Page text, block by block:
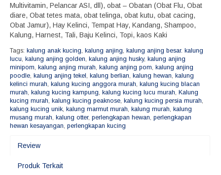
Multivitamin, Pelancar ASI, dll), obat – Obatan (Obat Flu, Obat
diare, Obat tetes mata, obat telinga, obat kutu, obat cacing,
Obat Jamur), Hay Kelinci, Tempat Hay, Kandang, Shampoo,
Kalung, Harnest, Tali, Baju Kelinci, Topi, kaos Kaki
Tags: kalung anak kucing, kalung anjing, kalung anjing besar. kalung
lucu, kalung anjing golden, kalung anjing husky, kalung anjing
minipom, kalung anjing murah, kalung anjing pom, kalung anjing
poodle, kalung anjing tekel , kalung berlian, kalung hewan, kalung
kelinci murah, kalung kucing anggora murah, kalung kucing blacan
murah, kalung kucing kampung, kalung kucing lucu murah, Kalung
kucing murah, kalung kucing peaknose, kalung kucing persia murah,
kalung kucing unik, kalung marmut murah, kalung murah, kalung
musang murah, kalung otter, perlengkapan hewan, perlengkapan
hewan kesayangan, perlengkapan kucing
Review
Produk Terkait